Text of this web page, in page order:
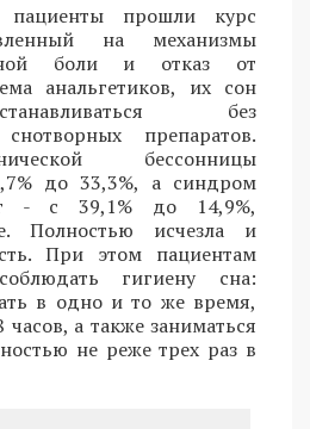
прошли курс
на механизмы
боли и отказ от
анальгетиков, их сон
без
препаратов.
бессонницы
до 33,3%, а синдром
- с 39,1% до 14,9%,
Полностью исчезла и
При этом пациентам
гигиену сна:
в одно и то же время,
часов, а также заниматься
не реже трех раз в